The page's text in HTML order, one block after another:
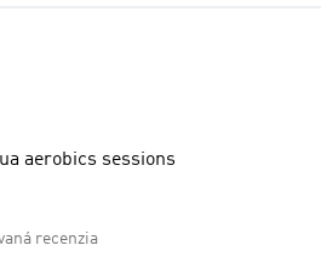
aerobics sessions
recenzia